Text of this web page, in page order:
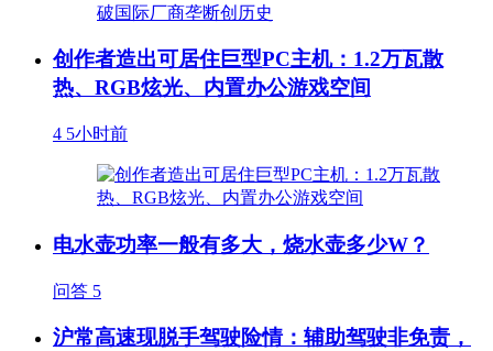
创作者造出可居住巨型PC主机：1.2万瓦散
热、RGB炫光、内置办公游戏空间
4 5小时前
电水壶功率一般有多大，烧水壶多少W？
问答 5
沪常高速现脱手驾驶险情：辅助驾驶非免责，